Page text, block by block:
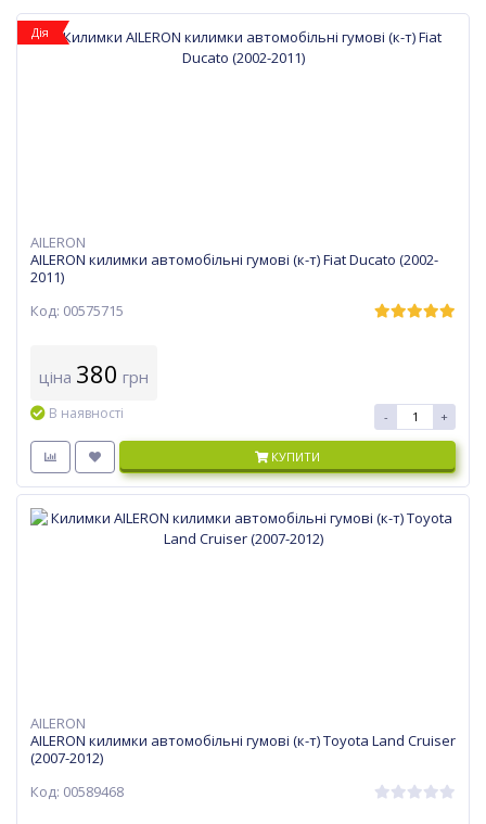
Дія
AILERON
AILERON килимки автомобільні гумові (к-т) Fiat Ducato (2002-
2011)
Код: 00575715
ціна 380 грн
В наявності - +
КУПИТИ
AILERON
AILERON килимки автомобільні гумові (к-т) Toyota Land Cruiser
(2007-2012)
Код: 00589468